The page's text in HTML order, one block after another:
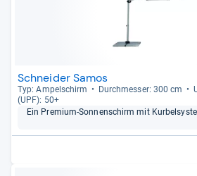
Schneider Samos
Typ: Ampel­schirm Durch­mes­ser: 300 cm
(UPF): 50+
Ein Pre­mium-​Son­nen­schirm mit